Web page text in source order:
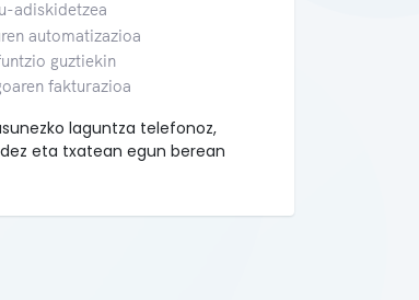
adiskidetzea
automatizazioa
guztiekin
fakturazioa
laguntza telefonoz,
eta txatean egun berean